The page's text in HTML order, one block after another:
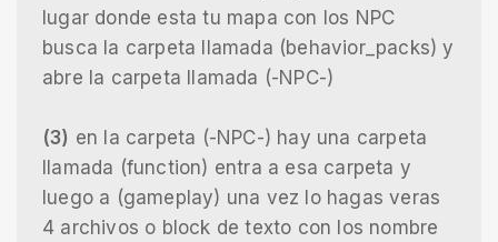
lugar donde esta tu mapa con los NPC
busca la carpeta llamada (behavior_packs) y
abre la carpeta llamada (-NPC-)
(3) en la carpeta (-NPC-) hay una carpeta
llamada (function) entra a esa carpeta y
luego a (gameplay) una vez lo hagas veras
4 archivos o block de texto con los nombre